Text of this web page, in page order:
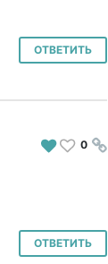
ОТВЕТИТЬ
# 0
ОТВЕТИТЬ